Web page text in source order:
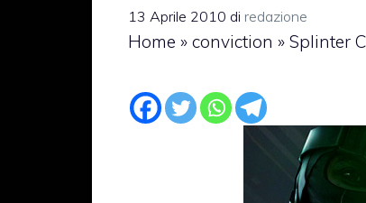
13 Aprile 2010 di redazione
Home » conviction » Splinter